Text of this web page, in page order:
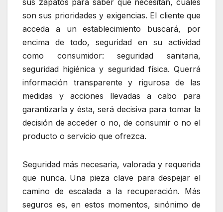
son sus prioridades y exigencias. El cliente que
acceda a un establecimiento buscará, por
encima de todo, seguridad en su actividad
como consumidor: seguridad sanitaria,
seguridad higiénica y seguridad física. Querrá
información transparente y rigurosa de las
medidas y acciones llevadas a cabo para
garantizarla y ésta, será decisiva para tomar la
decisión de acceder o no, de consumir o no el
producto o servicio que ofrezca.
Seguridad más necesaria, valorada y requerida
que nunca. Una pieza clave para despejar el
camino de escalada a la recuperación. Más
seguros es, en estos momentos, sinónimo de